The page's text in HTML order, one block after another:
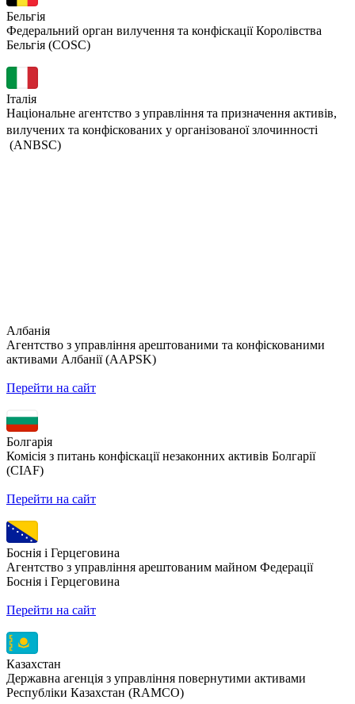
Бельгія
Федеральний орган вилучення та конфіскації Королівства
Бельгія (COSC)
Італія
Національне агентство з управління та призначення активів,
вилучених та конфіскованих у організованої злочинності
(ANBSC)
Албанія
Агентство з управління арештованими та конфіскованими
активами Албанії (AAPSK)
Перейти на сайт
Болгарія
Комісія з питань конфіскації незаконних активів Болгарії
(CIAF)
Перейти на сайт
Боснія і Герцеговина
Агентство з управління арештованим майном Федерації
Боснія і Герцеговина
Перейти на сайт
Казахстан
Державна агенція з управління повернутими активами
Республіки Казахстан (RAMCO)